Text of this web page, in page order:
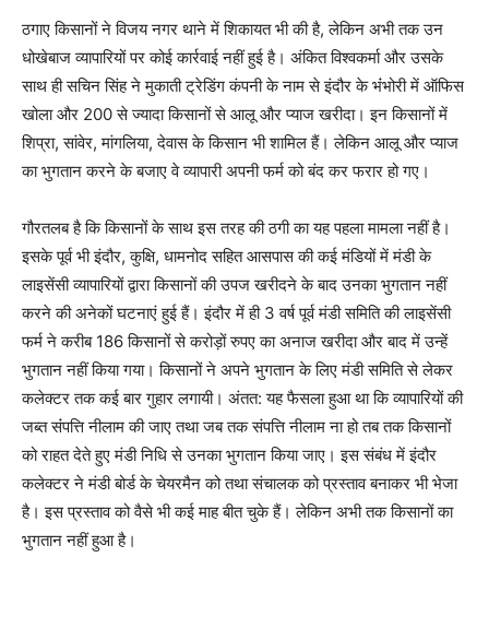
ठगाए किसानों ने विजय नगर थाने में शिकायत भी की है, लेकिन अभी तक उन
धोखेबाज व्यापारियों पर कोई कार्रवाई नहीं हुई है। अंकित विश्वकर्मा और उसके
साथ ही सचिन सिंह ने मुकाती ट्रेडिंग कंपनी के नाम से इंदौर के भंंभोरी में ऑफिस
खोला और 200 से ज्यादा किसानों से आलू और प्याज खरीदा। इन किसानों में
शिप्रा, सांवेर, मांगलिया, देवास के किसान भी शामिल हैं। लेकिन आलू और प्याज
का भुगतान करने के बजाए वे व्यापारी अपनी फर्म को बंद कर फरार हो गए।
गौरतलब है कि किसानों के साथ इस तरह की ठगी का यह पहला मामला नहीं है।
इसके पूर्व भी इंदौर, कुक्षि, धामनोद सहित आसपास की कई मंडियों में मंडी के
लाइसेंसी व्यापारियों द्वारा किसानों की उपज खरीदने के बाद उनका भुगतान नहीं
करने की अनेकों घटनाएं हुई हैं। इंदौर में ही 3 वर्ष पूर्व मंडी समिति की लाइसेंसी
फर्म ने करीब 186 किसानों से करोड़ों रुपए का अनाज खरीदा और बाद में उन्हें
भुगतान नहीं किया गया। किसानों ने अपने भुगतान के लिए मंडी समिति से लेकर
कलेक्टर तक कई बार गुहार लगायी। अंतत: यह फैसला हुआ था कि व्यापारियों की
जब्त संंपत्ति नीलाम की जाए तथा जब तक संपत्ति नीलाम ना हो तब तक किसानों
को राहत देते हुए मंडी निधि से उनका भुगतान किया जाए। इस संबंध में इंदौर
कलेक्टर ने मंडी बोर्ड के चेयरमैन को तथा संचालक को प्रस्ताव बनाकर भी भेजा
है। इस प्रस्ताव को वैसे भी कई माह बीत चुके हैं। लेकिन अभी तक किसानों का
भुगतान नहीं हुआ है।